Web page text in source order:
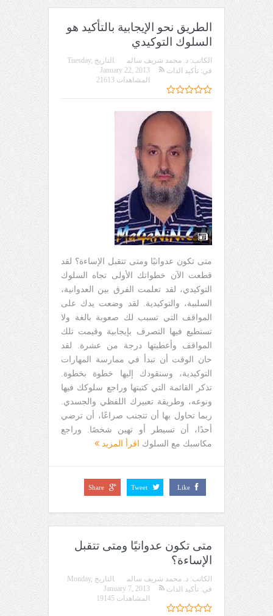
الطريق نحو الإيجابية بالتأكيد هو
السلوك التوكيدي
الكاتب: د. محمد شريف سالم التاريخ Tuesday,
January 22, 2013
في: تأكيد الذات
المشاهدات 21613
متى تكون عدوانيًا ومتى تتقبل الإساءة؟ لقد
قطعت الآن خطواتك الأولى تجاه السلوك
التوكيدي، لقد تعلمت الفرق بين العدوانية،
السلبية، والتوكيدية. لقد وضعت يدك على
المواقف التي تسبب لك صعوبة بالغة ولا
تستطيع فيها التصرف بإيجابية وقيمت تلك
المواقف وأعطيتها درجة من عشرة. لقد
حان الوقت أن تبدأ في ممارسة المهارات
التوكيدية، وسنقودك إليها خطوة بخطوة.
تذكر القائمة التي كتبتها وراجع سلوكك فيها
ونوعه، وطريقة تعبيرك اللفظي والجسدي.
ربما تحاول بها أن تتجنب صراعًا، أن ترضي
أحدًا، أن تسيطر أو تهين شخصًا. وراجع
مكاسبك مع السلوك
اقرأ المزيد
Like
Tweet
Share
متى تكون عدوانيًا ومتى تتقبل
الإساءة؟
الكاتب: د. محمد شريف سالم التاريخ Monday,
January 7, 2013
في: تأكيد الذات
المشاهدات 19145